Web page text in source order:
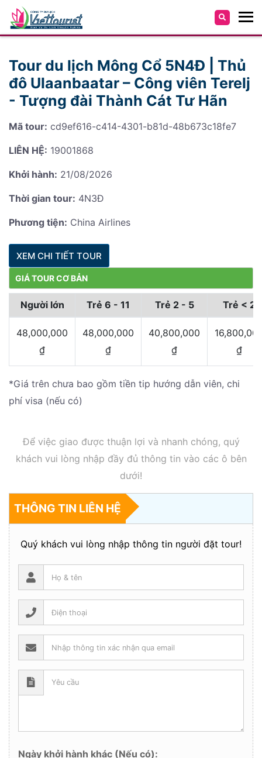
Tour du lịch Mông Cổ 5N4Đ | Thủ
đô Ulaanbaatar – Công viên Terelj
- Tượng đài Thành Cát Tư Hãn
Mã tour: cd9ef616-c414-4301-b81d-48b673c18fe7
LIÊN HỆ: 19001868
Khởi hành: 21/08/2026
Thời gian tour: 4N3Đ
Phương tiện: China Airlines
XEM CHI TIẾT TOUR
GIÁ TOUR CƠ BẢN
Người lớn Trẻ 6 - 11 Trẻ 2 - 5 Trẻ < 2
48,000,000
₫
48,000,000
₫
40,800,000
₫
₫
*Giá trên chưa bao gồm tiền tip hướng dẫn viên, chi
phí visa (nếu có)
Để việc giao được thuận lợi và nhanh chóng, quý
khách vui lòng nhập đầy đủ thông tin vào các ô bên
dưới!
THÔNG TIN LIÊN HỆ
Quý khách vui lòng nhập thông tin người đặt tour!
Ngày khởi hành khác (Nếu có):